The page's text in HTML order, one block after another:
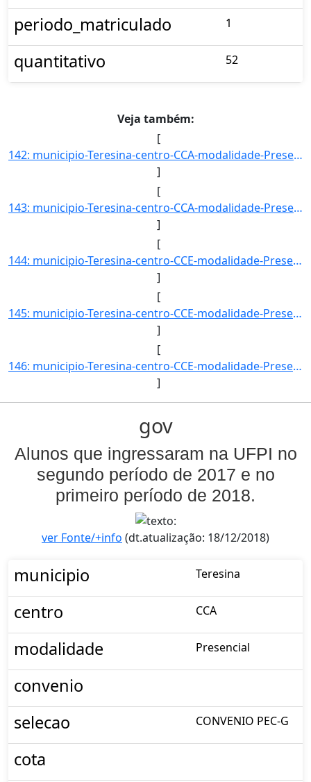
periodo_matriculado 1
quantitativo 52
Veja também:
[
142: municipio-Teresina-centro-CCA-modalidade-Presencial-convenio--selecao-CONVENIO_PEC-G-cota--sexo--uf-]
]
[
143: municipio-Teresina-centro-CCA-modalidade-Presencial-convenio--selecao-PORT_CURSO_SUPERIOR-cota--sexo]
]
[
144: municipio-Teresina-centro-CCE-modalidade-Presencial-convenio-PROCAMPO-selecao-PROCESSO_SEL_ESPECIAL_]
]
[
145: municipio-Teresina-centro-CCE-modalidade-Presencial-convenio-PROCAMPO-selecao-PROCESSO_SELETIVO-cota]
]
[
146: municipio-Teresina-centro-CCE-modalidade-Presencial-convenio-PROCAMPO-selecao-PROCESSO_SELETIVO_ESPE]
]
gov
Alunos que ingressaram na UFPI no
segundo período de 2017 e no
primeiro período de 2018.
ver Fonte/+info (dt.atualização: 18/12/2018)
municipio Teresina
centro CCA
modalidade Presencial
convenio
selecao
CONVENIO PEC-G
cota